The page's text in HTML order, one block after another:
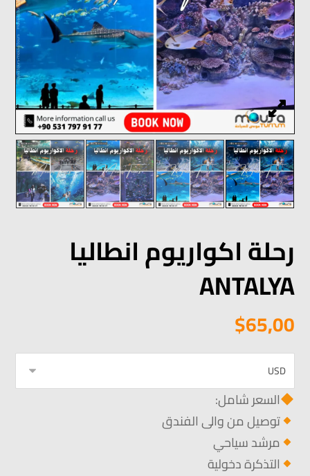
رحلة اكواريوم انطاليا
‏ANTALYA
$65,00
السعر شامل:
توصيل من والى الفندق
مرشد سياحي
التذكرة دخولية